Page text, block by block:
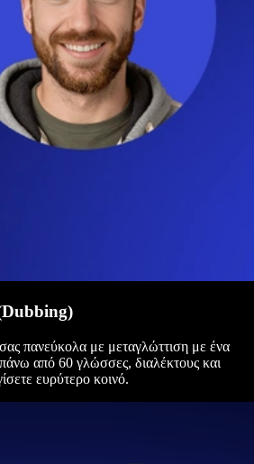
πανεύκολα με μεταγλώττιση με ένα
από 60 γλώσσες, διαλέκτους και
ευρύτερο κοινό.